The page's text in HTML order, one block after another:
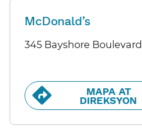
McDonald’s
345 Bayshore Boulevard
MAPA AT
DIREKSYON​​